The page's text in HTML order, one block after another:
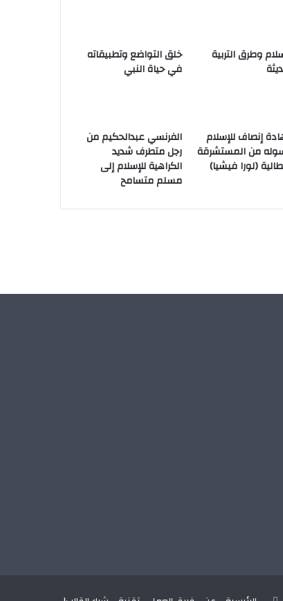
وطرق التربية
خلق التواضع وتطبيقاته
في حياة النبي
إنصاف للإسلام
من المستشرقة
(لورا فيشيا)
الفرنسي عبدالحكيم من
رجل متطرف شديد
الكراهية للإسلام إلى
مسلم متسامح